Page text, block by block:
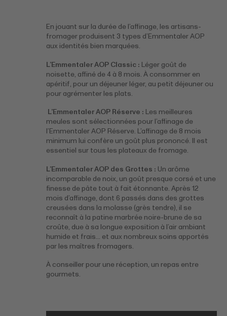
En jouant sur la durée de l’affinage, les artisans-
fromager produisent 3 types d’Emmentaler AOP
aux identités bien marquées.
L’Emmentaler AOP Classic : Léger goût de
noisette, affiné de 4 à 8 mois. À consommer en
apéritif, pour un déjeuner léger, au petit déjeuner ou
pour agrémenter les plats.
L’Emmentaler AOP Réserve : Les meilleures
meules sont sélectionnées pour l’affinage de
l’Emmentaler AOP Réserve. L’affinage de 8 mois
minimum lui confère un goût plus prononcé. Il est
essentiel sur tous les plateaux de fromage.
L’Emmentaler AOP des Grottes : Un arôme
incomparable de noix, un goût presque corsé et une
finesse de pâte tout à fait étonnante. Après 12
mois d’affinage, dont 6 passés dans des grottes
creusées dans la molasse (grès tendre), il se
reconnaît à la patine marbrée noire-brune de sa
croûte, due à sa longue exposition à l’air ambiant
humide et frais… et aux nombreux soins apportés
par les maîtres fromagers.
À conseiller pour une réception, un repas entre
gourmets.